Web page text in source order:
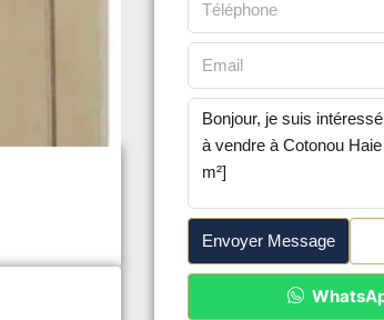
Envoyer Message